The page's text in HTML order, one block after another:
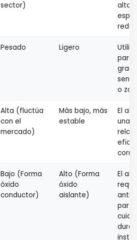
sector)
alta
Pesado Ligero
para
o
Alta (fluctúa
con el
mercado)
Más bajo, más
estable
El
una
Bajo (Forma
óxido
conductor)
Alto (Forma
óxido
aislante)
El
par